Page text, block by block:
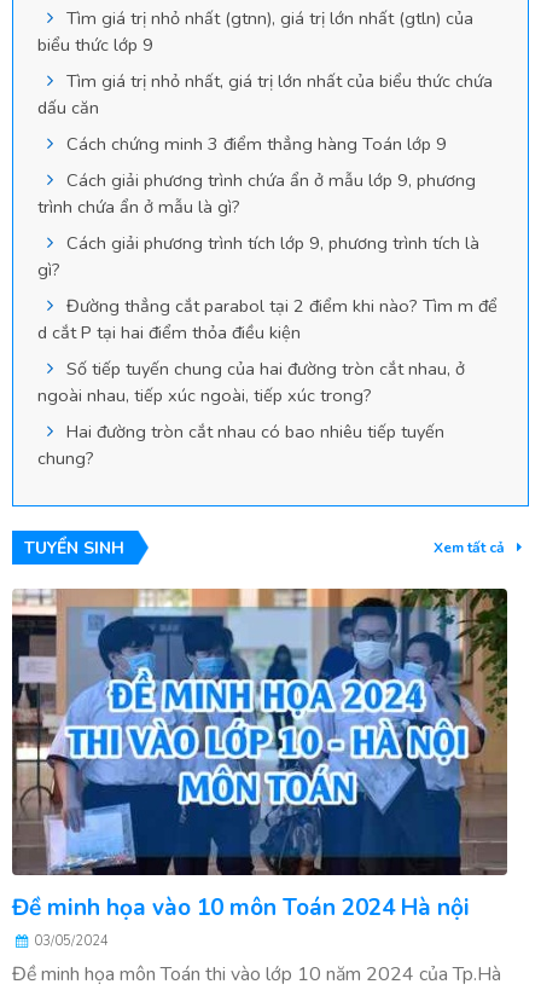
Tìm giá trị nhỏ nhất (gtnn), giá trị lớn nhất (gtln) của
biểu thức lớp 9
Tìm giá trị nhỏ nhất, giá trị lớn nhất của biểu thức chứa
dấu căn
Cách chứng minh 3 điểm thẳng hàng Toán lớp 9
Cách giải phương trình chứa ẩn ở mẫu lớp 9, phương
trình chứa ẩn ở mẫu là gì?
Cách giải phương trình tích lớp 9, phương trình tích là
gì?
Đường thẳng cắt parabol tại 2 điểm khi nào? Tìm m để
d cắt P tại hai điểm thỏa điều kiện
Số tiếp tuyến chung của hai đường tròn cắt nhau, ở
ngoài nhau, tiếp xúc ngoài, tiếp xúc trong?
Hai đường tròn cắt nhau có bao nhiêu tiếp tuyến
chung?
TUYỂN SINH Xem tất cả
Đề minh họa vào 10 môn Toán 2024 Hà nội
03/05/2024
Đề minh họa môn Toán thi vào lớp 10 năm 2024 của Tp.Hà